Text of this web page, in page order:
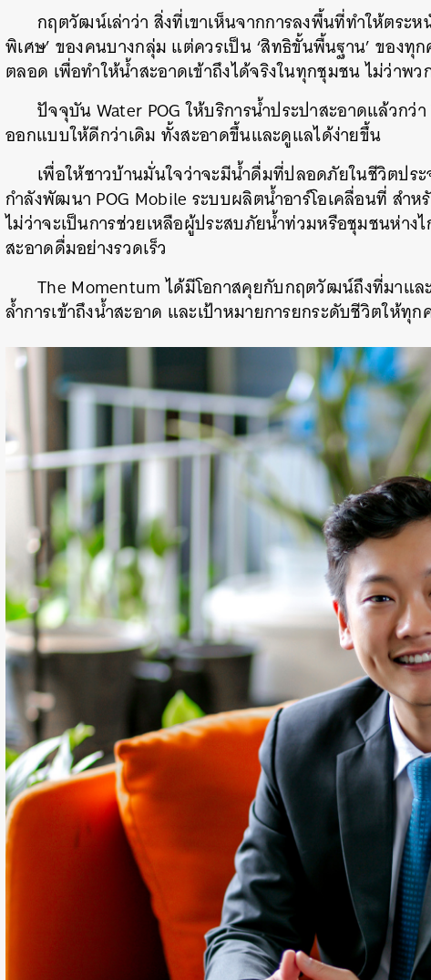
กฤตวัฒน์เล่าว่า สิ่งที่เขาเห็นจากการลงพื้นที่ทำให้ตระ
พิเศษ’ ของคนบางกลุ่ม แต่ควรเป็น ‘สิทธิขั้นพื้นฐาน’ ของ
ตลอด เพื่อทำให้น้ำสะอาดเข้าถึงได้จริงในทุกชุมชน ไม่ว่าพว
ปัจจุบัน Water POG ให้บริการน้ำประปาสะอาดแล้วกว่
ออกแบบให้ดีกว่าเดิม ทั้งสะอาดขึ้นและดูแลได้ง่ายขึ้น
เพื่อให้ชาวบ้านมั่นใจว่าจะมีน้ำดื่มที่ปลอดภัยในชีวิตปร
กำลังพัฒนา POG Mobile ระบบผลิตน้ำอาร์โอเคลื่อนที่ สำ
ไม่ว่าจะเป็นการช่วยเหลือผู้ประสบภัยน้ำท่วมหรือชุมชนห่า
สะอาดดื่มอย่างรวดเร็ว
The Momentum ได้มีโอกาสคุยกับกฤตวัฒน์ถึงที่มาแล
ล้ำการเข้าถึงน้ำสะอาด และเป้าหมายการยกระดับชีวิตให้ทุก
ค้นหา
SHARE TWEET LINE